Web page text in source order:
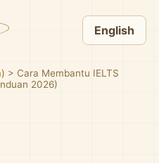
English
> Cara Membantu IELTS
2026)